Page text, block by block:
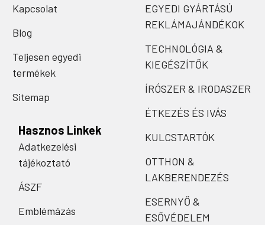
Kapcsolat
Blog
Teljesen egyedi
termékek
Sitemap
Hasznos Linkek
Adatkezelési
tájékoztató
ÁSZF
Emblémázás
EGYEDI GYÁRTÁSÚ
REKLÁMAJÁNDÉKOK
TECHNOLÓGIA &
KIEGÉSZÍTŐK
ÍRÓSZER & IRODASZER
ÉTKEZÉS ÉS IVÁS
KULCSTARTÓK
OTTHON &
LAKBERENDEZÉS
ESERNYŐ &
ESŐVÉDELEM